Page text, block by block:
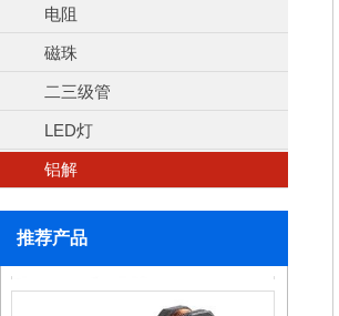
电阻
磁珠
二三级管
LED灯
铝解
推荐产品
电容